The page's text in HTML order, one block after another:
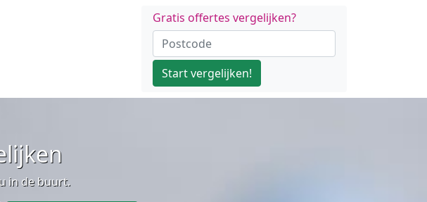
Gratis offertes vergelijken?
Start vergelijken!
in de buurt.